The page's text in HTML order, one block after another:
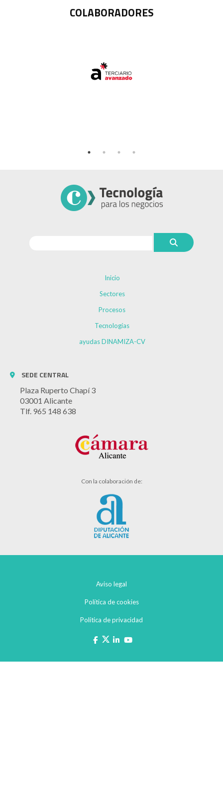
COLABORADORES
Inicio
Sectores
Procesos
Tecnologías
ayudas DINAMIZA-CV
SEDE CENTRAL
Plaza Ruperto Chapí 3
03001 Alicante
Tlf. 965 148 638
Con la colaboración de:
Aviso legal
Política de cookies
Política de privacidad